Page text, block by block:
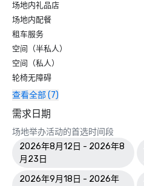
场地内礼品店
场地内配餐
租车服务
空间（半私人）
空间（私人）
轮椅无障碍
查看全部 (7)
需求日期
场地举办活动的首选时间段
2026年8月12日 - 2026年8
月23日
2026年9月18日 - 2026年